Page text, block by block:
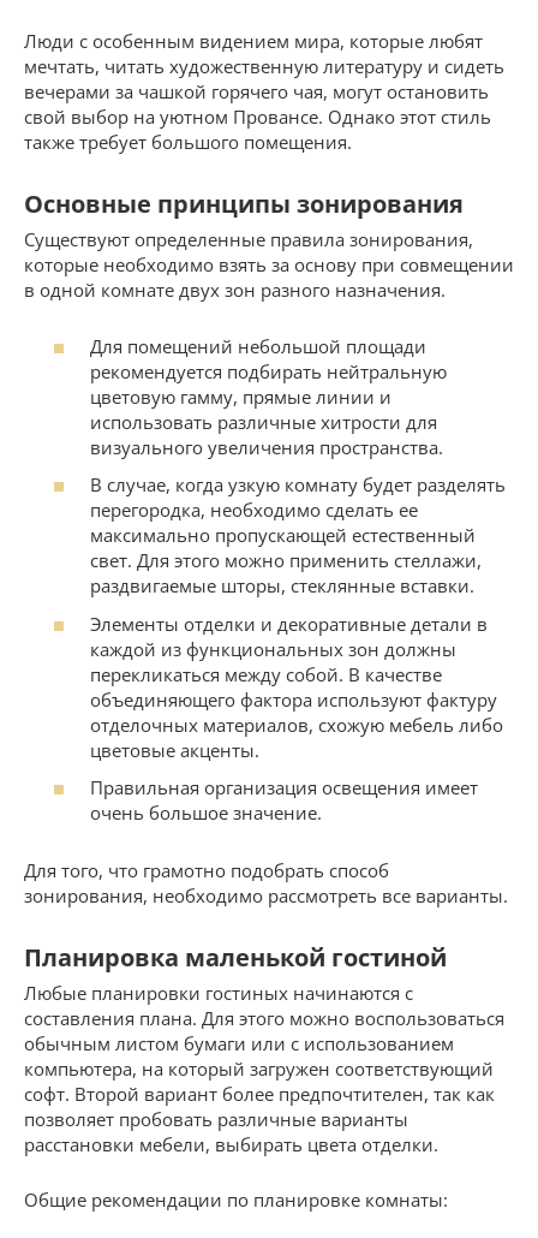
Люди с особенным видением мира, которые любят
мечтать, читать художественную литературу и сидеть
вечерами за чашкой горячего чая, могут остановить
свой выбор на уютном Провансе. Однако этот стиль
также требует большого помещения.
Основные принципы зонирования
Существуют определенные правила зонирования,
которые необходимо взять за основу при совмещении
в одной комнате двух зон разного назначения.
Для помещений небольшой площади
рекомендуется подбирать нейтральную
цветовую гамму, прямые линии и
использовать различные хитрости для
визуального увеличения пространства.
В случае, когда узкую комнату будет разделять
перегородка, необходимо сделать ее
максимально пропускающей естественный
свет. Для этого можно применить стеллажи,
раздвигаемые шторы, стеклянные вставки.
Элементы отделки и декоративные детали в
каждой из функциональных зон должны
перекликаться между собой. В качестве
объединяющего фактора используют фактуру
отделочных материалов, схожую мебель либо
цветовые акценты.
Правильная организация освещения имеет
очень большое значение.
Для того, что грамотно подобрать способ
зонирования, необходимо рассмотреть все варианты.
Планировка маленькой гостиной
Любые планировки гостиных начинаются с
составления плана. Для этого можно воспользоваться
обычным листом бумаги или с использованием
компьютера, на который загружен соответствующий
софт. Второй вариант более предпочтителен, так как
позволяет пробовать различные варианты
расстановки мебели, выбирать цвета отделки.
Общие рекомендации по планировке комнаты: